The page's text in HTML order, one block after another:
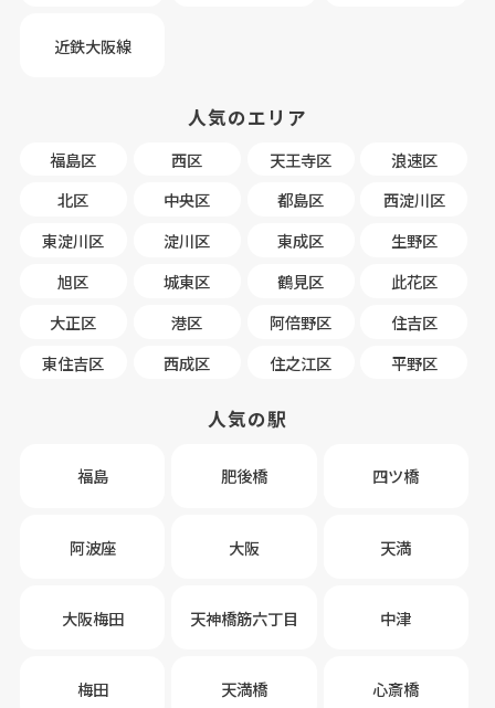
近鉄大阪線
人気のエリア
福島区 西区 天王寺区
浪速区
北区
中央区 都島区
西淀川区
東淀川区
淀川区 東成区
生野区
旭区
城東区 鶴見区
此花区
大正区
港区 阿倍野区
住吉区
東住吉区
西成区 住之江区 平野区
人気の駅
福島 肥後橋 四ツ橋
阿波座 大阪 天満
大阪梅田 天神橋筋六丁目 中津
梅田 天満橋 心斎橋